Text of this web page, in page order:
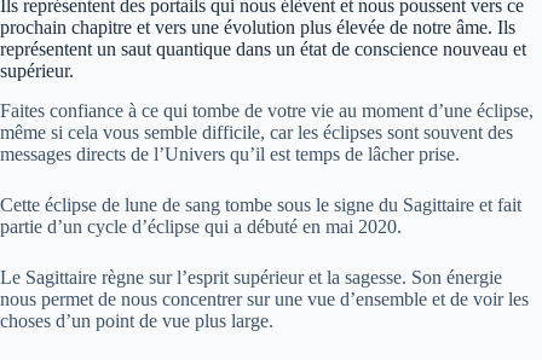
Ils représentent des portails qui nous élèvent et nous poussent vers ce
prochain chapitre et vers une évolution plus élevée de notre âme. Ils
représentent un saut quantique dans un état de conscience nouveau et
supérieur.
Faites confiance à ce qui tombe de votre vie au moment d’une éclipse,
même si cela vous semble difficile, car les éclipses sont souvent des
messages directs de l’Univers qu’il est temps de lâcher prise.
Cette éclipse de lune de sang tombe sous le signe du Sagittaire et fait
partie d’un cycle d’éclipse qui a débuté en mai 2020.
Le Sagittaire règne sur l’esprit supérieur et la sagesse. Son énergie
nous permet de nous concentrer sur une vue d’ensemble et de voir les
choses d’un point de vue plus large.